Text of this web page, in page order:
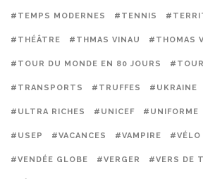
#TEMPS MODERNES #TENNIS
#THÉÂTRE #THMAS VINAU #THOMAS
#TOUR DU MONDE EN 80 JOURS
#TRANSPORTS #TRUFFES #UKRAINE
#ULTRA RICHES #UNICEF #UNIFORME
#USEP #VACANCES #VAMPIRE #VÉLO
#VENDÉE GLOBE #VERGER #VERS DE